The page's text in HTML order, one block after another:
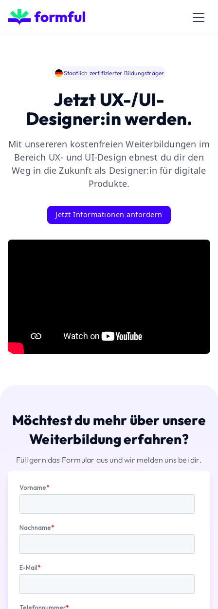
Staatlich zertifizierter Bildungsträger
Jetzt UX-/UI-
Designer:in werden.
Mit unsereren kostenfreien Weiterbildungen im
Bereich UX- und UI-Design ebnest du dir den
Weg in die Zukunft als Designer:in für digitale
Produkte.
Jetzt Informationen anfordern
Möchtest du mehr über unsere
Weiterbildung erfahren?
Füll gern das Formular aus und wir melden uns bei dir.